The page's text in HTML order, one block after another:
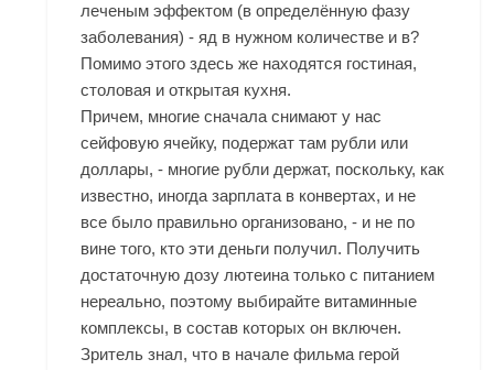
леченым эффектом (в определённую фазу
заболевания) - яд в нужном количестве и в?
Помимо этого здесь же находятся гостиная,
столовая и открытая кухня.
Причем, многие сначала снимают у нас
сейфовую ячейку, подержат там рубли или
доллары, - многие рубли держат, поскольку, как
известно, иногда зарплата в конвертах, и не
все было правильно организовано, - и не по
вине того, кто эти деньги получил. Получить
достаточную дозу лютеина только с питанием
нереально, поэтому выбирайте витаминные
комплексы, в состав которых он включен.
Зритель знал, что в начале фильма герой